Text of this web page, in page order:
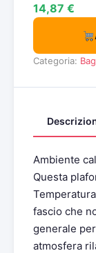
14,87 €
Categoria:
Ambiente
Questa
fascio che
generale
atmosfera